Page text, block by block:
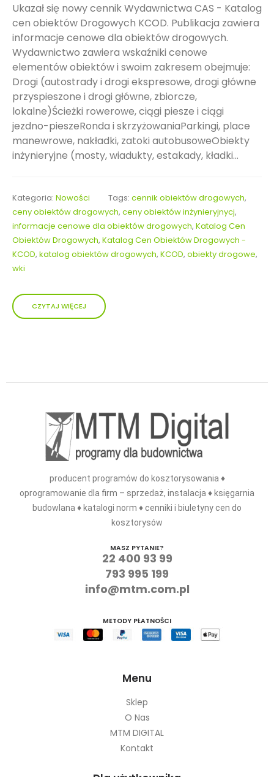
Ukazał się nowy cennik Wydawnictwa CAS - Katalog
cen obiektów Drogowych KCOD. Publikacja zawiera
informacje cenowe dla obiektów drogowych.
Wydawnictwo zawiera wskaźniki cenowe
elementów obiektów i swoim zakresem obejmuje:
Drogi (autostrady i drogi ekspresowe, drogi główne
przyspieszone i drogi główne, zbiorcze,
lokalne)Ścieżki rowerowe, ciągi piesze i ciągi
jezdno-pieszeRonda i skrzyżowaniaParkingi, place
manewrowe, nakładki, zatoki autobusoweObiekty
inżynieryjne (mosty, wiadukty, estakady, kładki...
Kategoria: Nowości Tags: cennik obiektów drogowych,
ceny obiektów drogowych, ceny obiektów inżynieryjnycj,
informacje cenowe dla obiektów drogowych, Katalog Cen
Obiektów Drogowych, Katalog Cen Obiektów Drogowych -
KCOD, katalog obiektów drogowych, KCOD, obiekty drogowe,
wki
CZYTAJ WIĘCEJ
producent programów do kosztorysowania ♦
oprogramowanie dla firm – sprzedaż, instalacja ♦ księgarnia
budowlana ♦ katalogi norm ♦ cenniki i biuletyny cen do
kosztorysów
MASZ PYTANIE?
22 400 93 99
793 995 199
info@mtm.com.pl
METODY PŁATNOŚCI
Menu
Sklep
O Nas
MTM DIGITAL
Kontakt